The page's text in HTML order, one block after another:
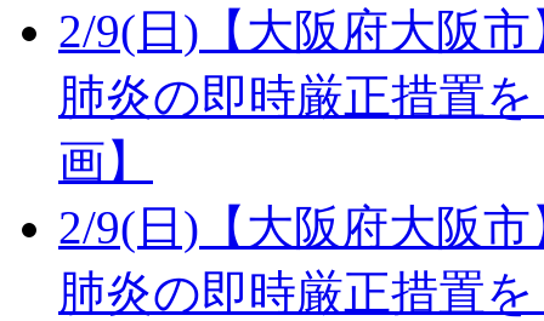
2/9(日)【大阪府大阪
肺炎の即時厳正措置
画】
2/9(日)【大阪府大阪
肺炎の即時厳正措置